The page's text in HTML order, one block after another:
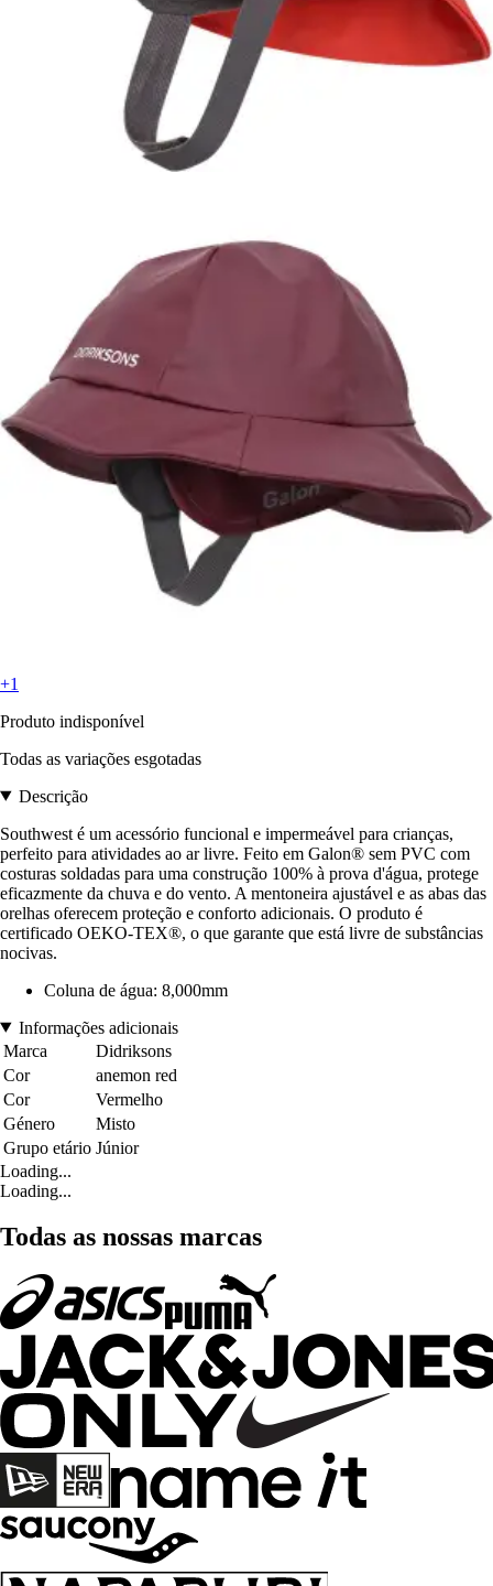
+1
Produto indisponível
Todas as variações esgotadas
Descrição
Southwest é um acessório funcional e impermeável para crianças,
perfeito para atividades ao ar livre. Feito em Galon® sem PVC com
costuras soldadas para uma construção 100% à prova d'água, protege
eficazmente da chuva e do vento. A mentoneira ajustável e as abas das
orelhas oferecem proteção e conforto adicionais. O produto é
certificado OEKO-TEX®, o que garante que está livre de substâncias
nocivas.
Coluna de água: 8,000mm
Informações adicionais
Marca
Didriksons
Cor
anemon red
Cor
Vermelho
Género
Misto
Grupo etário Júnior
Loading...
Loading...
Todas as nossas marcas